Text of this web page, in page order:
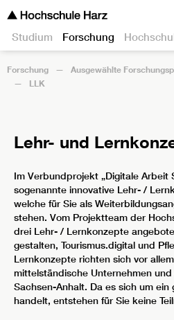
Studium Forschung
Forschung Ausgewählte
LLK
Lehr- und
Im Verbundprojekt „Digitale Arbeit
sogenannte innovative Lehr- /
welche für Sie als
stehen. Vom Projektteam der
drei Lehr- / Lernkonzepte
gestalten, Tourismus.digital und
Lernkonzepte richten sich vor
mittelständische Unternehmen
Sachsen-Anhalt. Da es sich um
handelt, entstehen für Sie keine